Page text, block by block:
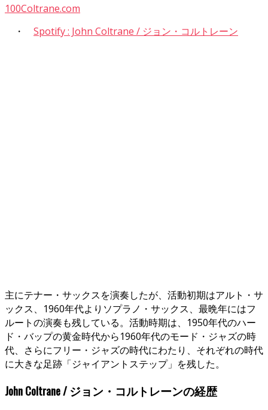
100Coltrane.com
・ Spotify : John Coltrane / ジョン・コルトレーン
主にテナー・サックスを演奏したが、活動初期はアルト・サ
ックス、1960年代よりソプラノ・サックス、最晩年にはフ
ルートの演奏も残している。活動時期は、1950年代のハー
ド・バップの黄金時代から1960年代のモード・ジャズの時
代、さらにフリー・ジャズの時代にわたり、それぞれの時代
に大きな足跡「ジャイアントステップ」を残した。
John Coltrane / ジョン・コルトレーンの経歴